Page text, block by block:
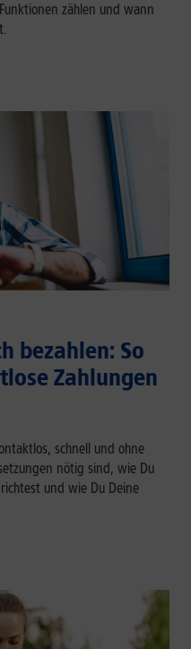
zählen und wann
bezahlen: So
Zahlungen
schnell und ohne
nötig sind, wie Du
und wie Du Deine